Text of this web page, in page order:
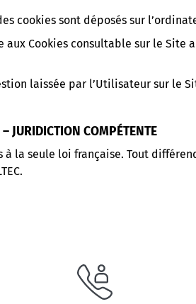
cookies sont déposés sur
Cookies consultable sur le
laissée par l’Utilisateur sur le
JURIDICTION COMPÉTENTE
à la seule loi française. Tout